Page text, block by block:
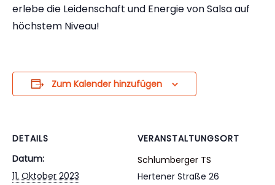
erlebe die Leidenschaft und Energie von Salsa auf
höchstem Niveau!
Zum Kalender hinzufügen
DETAILS
Datum:
11. Oktober 2023
VERANSTALTUNGSORT
Schlumberger TS
Hertener Straße 26